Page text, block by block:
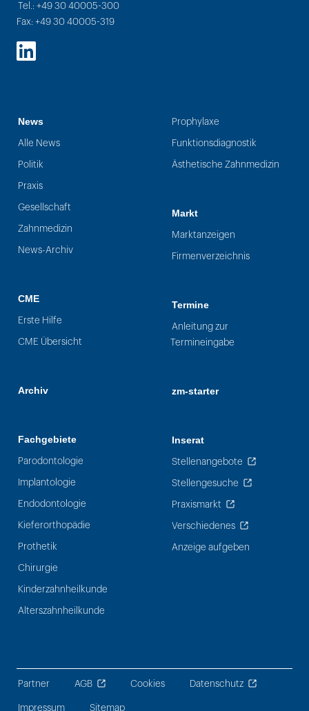
Tel.: +49 30 40005-300
Fax: +49 30 40005-319
LinkedIn
News
Alle News
Politik
Praxis
Gesellschaft
Zahnmedizin
News-Archiv
CME
Erste Hilfe
CME Übersicht
Archiv
Fachgebiete
Parodontologie
Implantologie
Endodontologie
Kieferorthopädie
Prothetik
Chirurgie
Kinderzahnheilkunde
Alterszahnheilkunde
Prophylaxe
Funktionsdiagnostik
Ästhetische Zahnmedizin
Markt
Marktanzeigen
Firmenverzeichnis
Termine
Anleitung zur
Termineingabe
zm-starter
Inserat
Stellenangebote
Stellengesuche
Praxismarkt
Verschiedenes
Anzeige aufgeben
Partner AGB Cookies Datenschutz
Impressum Sitemap